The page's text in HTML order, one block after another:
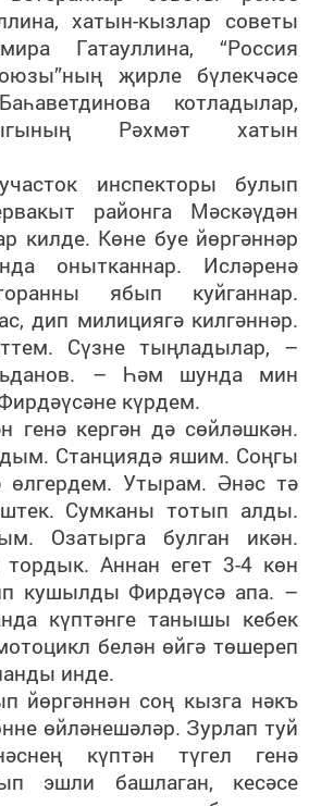
хатын-кызлар советы
Гатауллина, “Россия
җирле бүлекчәсе
котладылар,
Рәхмәт хатын
инспекторы булып
районга Мәскәүдән
килде. Көне буе йөргәннәр
онытканнар. Исләренә
ябып куйганнар.
дип милициягә килгәннәр.
Сүзне тыңладылар, –
– Һәм шунда мин
күрдем.
генә кергән дә сөйләшкән.
Станциядә яшим. Соңгы
өлгердем. Утырам. Әнәс тә
Сумканы тотып алды.
Озатырга булган икән.
Аннан егет 3-4 көн
кушылды Фирдәүсә апа. –
күптәнге танышы кебек
белән өйгә төшереп
инде.
йөргәннән соң кызга нәкъ
өйләнешәләр. Зурлап туй
күптән түгел генә
эшли башлаган, кесәсе